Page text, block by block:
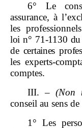
6° Le
assurance, à
les
loi n° 71‑1130 du
de certaines
les
comptes.
III. – (Non
conseil au sens
1° Les